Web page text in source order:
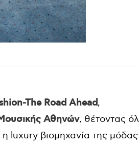
The Road Ahead,
Αθηνών, θέτοντας
η luxury βιομηχανία της μόδας